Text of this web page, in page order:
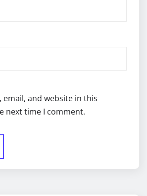
email, and website in this
next time I comment.